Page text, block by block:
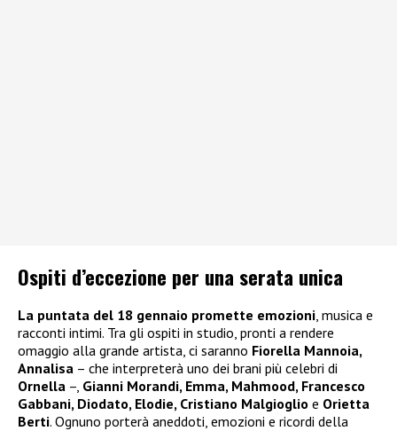
Ospiti d’eccezione per una serata unica
La puntata del 18 gennaio promette emozioni, musica e
racconti intimi. Tra gli ospiti in studio, pronti a rendere
omaggio alla grande artista, ci saranno Fiorella Mannoia,
Annalisa – che interpreterà uno dei brani più celebri di
Ornella –, Gianni Morandi, Emma, Mahmood, Francesco
Gabbani, Diodato, Elodie, Cristiano Malgioglio e Orietta
Berti. Ognuno porterà aneddoti, emozioni e ricordi della